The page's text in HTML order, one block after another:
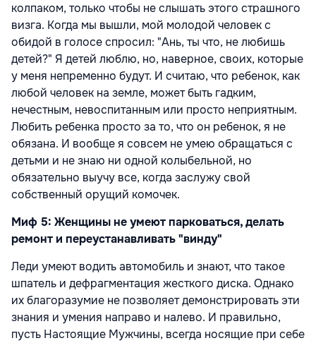
колпаком, только чтобы не слышать этого страшного
визга. Когда мы вышли, мой молодой человек с
обидой в голосе спросил: "Ань, ты что, не любишь
детей?" Я детей люблю, но, наверное, своих, которые
у меня непременно будут. И считаю, что ребенок, как
любой человек на земле, может быть гадким,
нечестным, невоспитанным или просто неприятным.
Любить ребенка просто за то, что он ребенок, я не
обязана. И вообще я совсем не умею обращаться с
детьми и не знаю ни одной колыбельной, но
обязательно выучу все, когда заслужу свой
собственный орущий комочек.
Миф 5: Женщины не умеют парковаться, делать
ремонт и переустанавливать "винду"
Леди умеют водить автомобиль и знают, что такое
шпатель и дефрагментация жесткого диска. Однако
их благоразумие не позволяет демонстрировать эти
знания и умения направо и налево. И правильно,
пусть Настоящие Мужчины, всегда носящие при себе